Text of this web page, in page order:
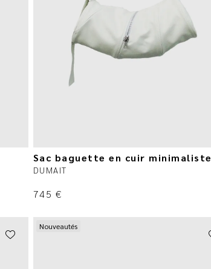
Sac baguette en cuir minimaliste
DUMAIT
745 €
Nouveautés